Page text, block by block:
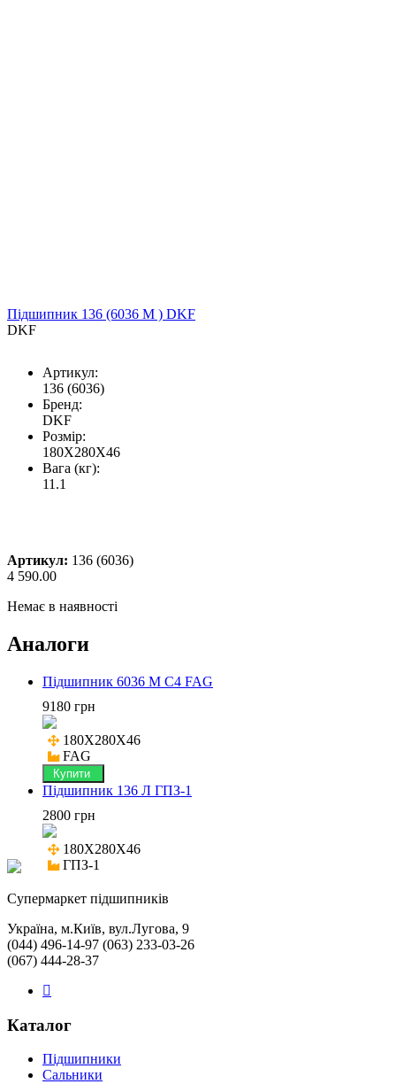
Підшипник 136 (6036 M ) DKF
DKF
Артикул:
136 (6036)
Бренд:
DKF
Розмір:
180X280X46
Вага (кг):
11.1
Артикул: 136 (6036)
4 590.00
Немає в наявності
Аналоги
Підшипник 6036 M C4 FAG
9180 грн
180X280X46
FAG
Купити
Підшипник 136 Л ГПЗ-1
2800 грн
180X280X46
ГПЗ-1
Cупермаркет підшипників
Україна, м.Київ, вул.Лугова, 9
(044) 496-14-97 (063) 233-03-26
(067) 444-28-37
Каталог
Підшипники
Сальники